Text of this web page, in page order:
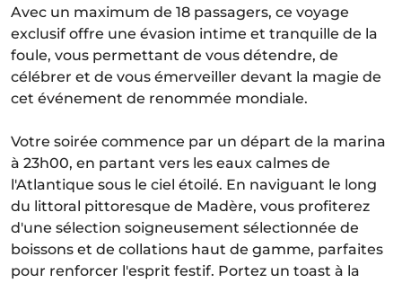
Avec un maximum de 18 passagers, ce voyage
exclusif offre une évasion intime et tranquille de la
foule, vous permettant de vous détendre, de
célébrer et de vous émerveiller devant la magie de
cet événement de renommée mondiale.
Votre soirée commence par un départ de la marina
à 23h00, en partant vers les eaux calmes de
l'Atlantique sous le ciel étoilé. En naviguant le long
du littoral pittoresque de Madère, vous profiterez
d'une sélection soigneusement sélectionnée de
boissons et de collations haut de gamme, parfaites
pour renforcer l'esprit festif. Portez un toast à la